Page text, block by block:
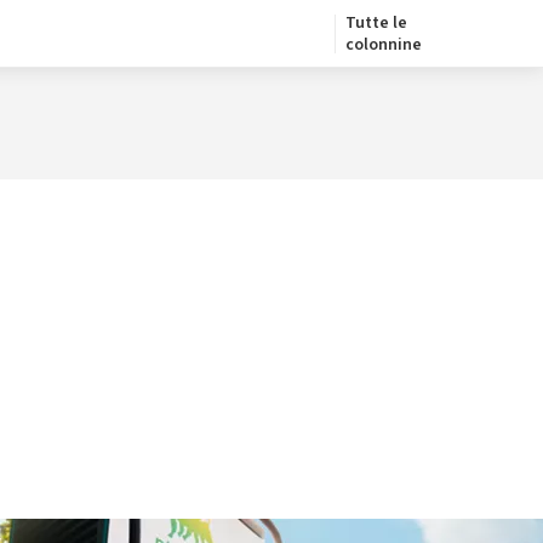
Tutte le
colonnine